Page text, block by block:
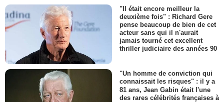
"Il était encore meilleur la
deuxième fois" : Richard Gere
pense beaucoup de bien de cet
acteur sans qui il n'aurait
jamais tourné cet excellent
thriller judiciaire des années 90
"Un homme de conviction qui
connaissait les risques" : il y a
81 ans, Jean Gabin était l'une
des rares célébrités françaises à